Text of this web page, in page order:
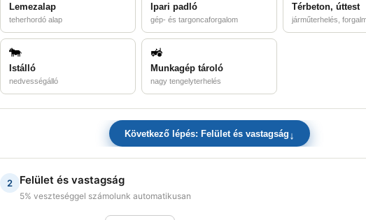
Lemezalap
teherhordó alap
Ipari padló
gép- és targoncaforgalom
Térbeton, úttest
járműterhelés,
🐄
Istálló
nedvességálló
🚜
Munkagép tároló
nagy tengelyterhelés
Következő lépés: Felület és vastagság ↓
2 Felület és vastagság
5% veszteséggel számolunk automatikusan